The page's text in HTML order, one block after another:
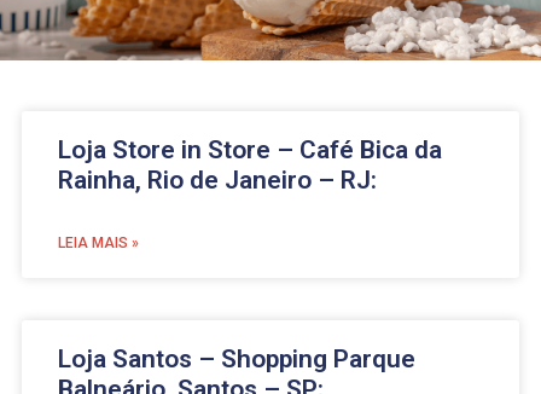
Loja Store in Store – Café Bica da
Rainha, Rio de Janeiro – RJ:
LEIA MAIS »
Loja Santos – Shopping Parque